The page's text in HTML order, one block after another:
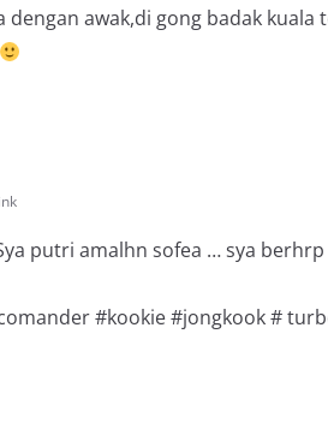
awak,di gong badak kuala
putri amalhn sofea … sya
#kookie #jongkook #